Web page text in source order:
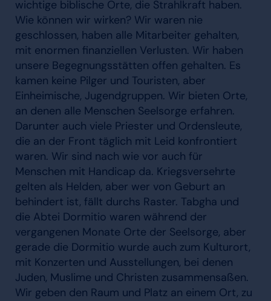
wichtige biblische Orte, die Strahlkraft haben.
Wie können wir wirken? Wir waren nie
geschlossen, haben alle Mitarbeiter gehalten,
mit enormen finanziellen Verlusten. Wir haben
unsere Begegnungsstätten offen gehalten. Es
kamen keine Pilger und Touristen, aber
Einheimische, Jugendgruppen. Wir bieten Orte,
an denen alle Menschen Seelsorge erfahren.
Darunter auch viele Priester und Ordensleute,
die an der Front täglich mit Leid konfrontiert
waren. Wir sind nach wie vor auch für
Menschen mit Handicap da. Kriegsversehrte
gelten als Helden, aber wer von Geburt an
behindert ist, fällt durchs Raster. Tabgha und
die Abtei Dormitio waren während der
vergangenen Monate Orte der Seelsorge, aber
gerade die Dormitio wurde auch zum Kulturort,
mit Konzerten und Ausstellungen, bei denen
Juden, Muslime und Christen zusammensaßen.
Wir geben den Raum und Platz an einem Ort, zu